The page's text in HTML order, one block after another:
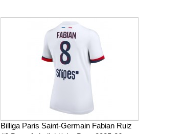
Billiga Paris Saint-Germain Fabian Ruiz